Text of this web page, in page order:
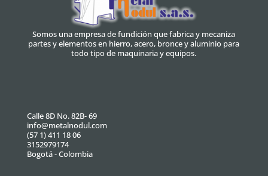
Somos una empresa de fundición que fabrica y mecaniza
partes y elementos en hierro, acero, bronce y aluminio para
todo tipo de maquinaria y equipos.
Calle 8D No. 82B- 69
info@metalnodul.com
(57 1) 411 18 06
3152979174
Bogotá - Colombia